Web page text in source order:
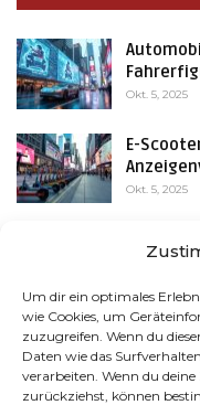
Um dir ein optimales
wie Cookies, um
zuzugreifen. Wenn du
Daten wie das
verarbeiten. Wenn du
zurückziehst, können
Okt. 5, 2025
E-
Okt. 5, 2025
Okt. 5, 2025